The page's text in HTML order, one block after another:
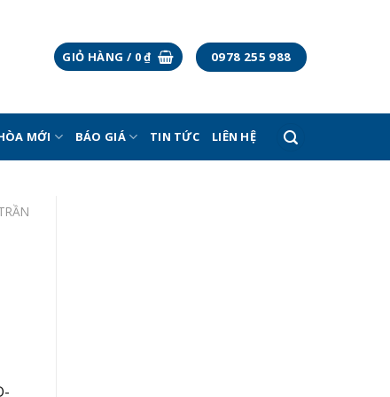
GIỎ HÀNG / 0₫ 0978 255 988
MỚI BÁO GIÁ TIN TỨC LIÊN HỆ